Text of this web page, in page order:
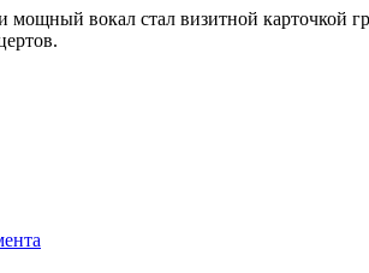
вокал стал визитной карточкой